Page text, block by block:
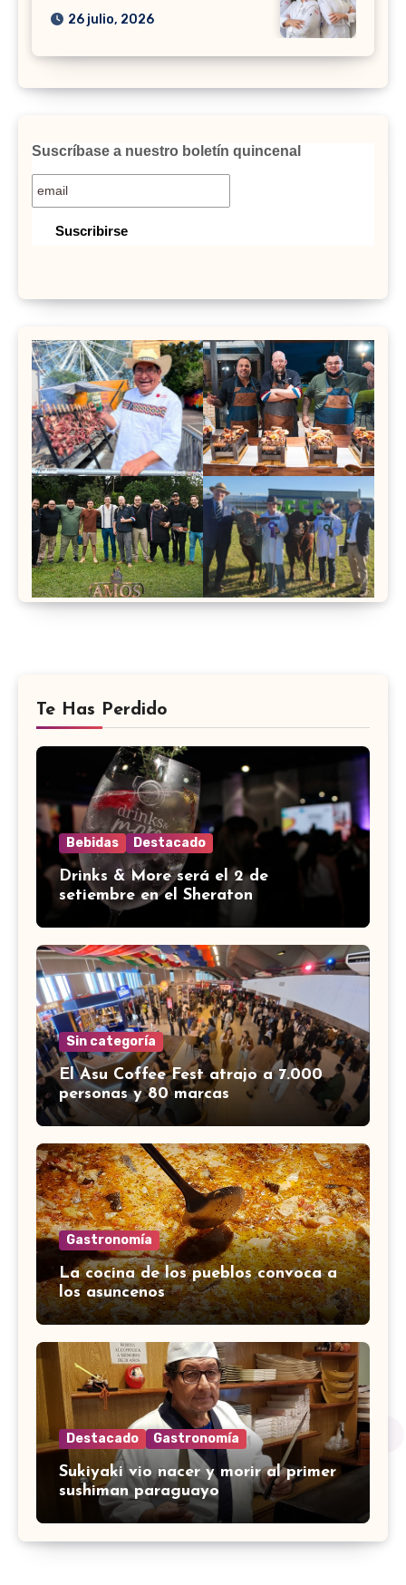
26 julio, 2026
Suscríbase a nuestro boletín quincenal
Te Has Perdido
Bebidas Destacado
Drinks & More será el 2 de
setiembre en el Sheraton
Sin categoría
El Asu Coffee Fest atrajo a 7.000
personas y 80 marcas
Gastronomía
La cocina de los pueblos convoca a
los asuncenos
Destacado Gastronomía
Sukiyaki vio nacer y morir al primer
sushiman paraguayo